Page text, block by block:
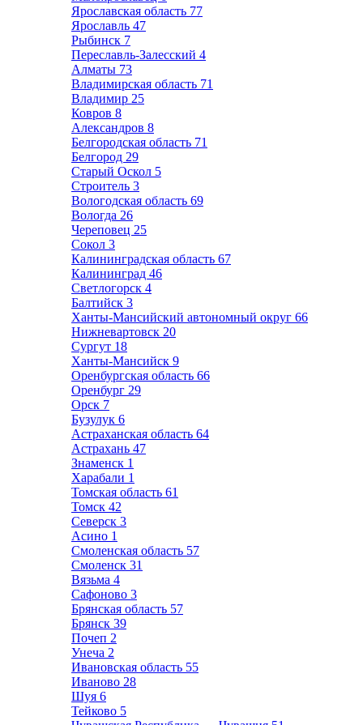
Ярославская область 77
Ярославль 47
Рыбинск 7
Переславль-Залесский 4
Алматы 73
Владимирская область 71
Владимир 25
Ковров 8
Александров 8
Белгородская область 71
Белгород 29
Старый Оскол 5
Строитель 3
Вологодская область 69
Вологда 26
Череповец 25
Сокол 3
Калининградская область 67
Калининград 46
Светлогорск 4
Балтийск 3
Ханты-Мансийский автономный округ 66
Нижневартовск 20
Сургут 18
Ханты-Мансийск 9
Оренбургская область 66
Оренбург 29
Орск 7
Бузулук 6
Астраханская область 64
Астрахань 47
Знаменск 1
Харабали 1
Томская область 61
Томск 42
Северск 3
Асино 1
Смоленская область 57
Смоленск 31
Вязьма 4
Сафоново 3
Брянская область 57
Брянск 39
Почеп 2
Унеча 2
Ивановская область 55
Иваново 28
Шуя 6
Тейково 5